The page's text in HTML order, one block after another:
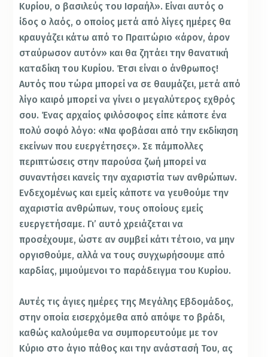
Κυρίου, ο βασιλεύς του Ισραήλ». Είναι αυτός ο
ίδος ο λαός, ο οποίος μετά από λίγες ημέρες θα
κραυγάζει κάτω από το Πραιτώριο «άρον, άρον
σταύρωσον αυτόν» και θα ζητάει την θανατική
καταδίκη του Κυρίου. Έτσι είναι ο άνθρωπος!
Αυτός που τώρα μπορεί να σε θαυμάζει, μετά από
λίγο καιρό μπορεί να γίνει ο μεγαλύτερος εχθρός
σου. Ένας αρχαίος φιλόσοφος είπε κάποτε ένα
πολύ σοφό λόγο: «Να φοβάσαι από την εκδίκηση
εκείνων που ευεργέτησες». Σε πάμπολλες
περιπτώσεις στην παρούσα ζωή μπορεί να
συναντήσει κανείς την αχαριστία των ανθρώπων.
Ενδεχομένως και εμείς κάποτε να γευθούμε την
αχαριστία ανθρώπων, τους οποίους εμείς
ευεργετήσαμε. Γι’ αυτό χρειάζεται να
προσέχουμε, ώστε αν συμβεί κάτι τέτοιο, να μην
οργισθούμε, αλλά να τους συγχωρήσουμε από
καρδίας, μιμούμενοι το παράδειγμα του Κυρίου.
Αυτές τις άγιες ημέρες της Μεγάλης Εβδομάδος,
στην οποία εισερχόμεθα από απόψε το βράδι,
καθώς καλούμεθα να συμπορευτούμε με τον
Κύριο στο άγιο πάθος και την ανάστασή Του, ας